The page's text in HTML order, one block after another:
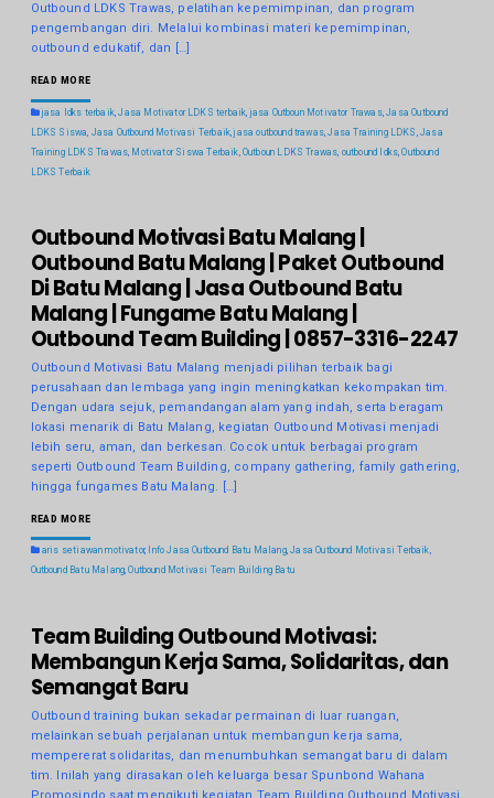
Outbound LDKS Trawas, pelatihan kepemimpinan, dan program
pengembangan diri. Melalui kombinasi materi kepemimpinan,
outbound edukatif, dan […]
READ MORE
jasa ldks terbaik,Jasa Motivator LDKS terbaik ,jasa Outboun Motivator Trawas,Jasa Outbound
LDKS Siswa Jasa Outbound Motivasi Terbaik ,jasa outbound trawas,Jasa Training LDKS ,Jasa
Training LDKS Trawas Motivator Siswa Terbaik Outboun LDKS Trawas outbound ldks ,Outbound
LDKS Terbaik
Outbound Motivasi Batu Malang |
Outbound Batu Malang | Paket Outbound
Di Batu Malang | Jasa Outbound Batu
Malang | Fungame Batu Malang |
Outbound Team Building | 0857-3316-2247
Outbound Motivasi Batu Malang menjadi pilihan terbaik bagi
perusahaan dan lembaga yang ingin meningkatkan kekompakan tim.
Dengan udara sejuk, pemandangan alam yang indah, serta beragam
lokasi menarik di Batu Malang, kegiatan Outbound Motivasi menjadi
lebih seru, aman, dan berkesan. Cocok untuk berbagai program
seperti Outbound Team Building, company gathering, family gathering,
hingga fungames Batu Malang. […]
READ MORE
aris setiawan motivator, Info Jasa Outbound Batu Malang,Jasa Outbound Motivasi Terbaik,
Outbound Batu Malang,Outbound Motivasi Team Building Batu
Team Building Outbound Motivasi:
Membangun Kerja Sama, Solidaritas, dan
Semangat Baru
Outbound training bukan sekadar permainan di luar ruangan,
melainkan sebuah perjalanan untuk membangun kerja sama,
mempererat solidaritas, dan menumbuhkan semangat baru di dalam
tim. Inilah yang dirasakan oleh keluarga besar Spunbond Wahana
Promosindo saat mengikuti kegiatan Team Building Outbound Motivasi